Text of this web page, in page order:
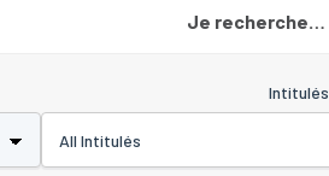
Je recherche…
Intitulés